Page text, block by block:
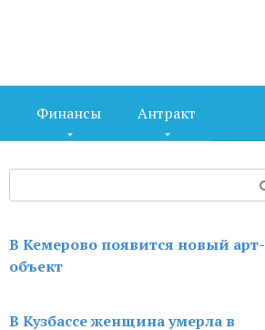
Финансы Антракт
В Кемерово появится новый арт-
объект
В Кузбассе женщина умерла в